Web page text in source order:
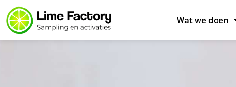
Wat we doen